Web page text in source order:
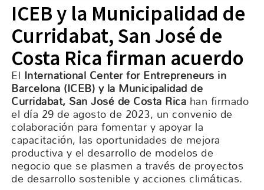
ICEB y la Municipalidad de
Curridabat, San José de
Costa Rica firman acuerdo
El International Center for Entrepreneurs in
Barcelona (ICEB)y la Municipalidad de
Curridabat, San José de Costa Rica han firmado
el día 29 de agosto de 2023, un convenio de
colaboración para fomentar y apoyar la
capacitación, las oportunidades de mejora
productiva y el desarrollo de modelos de
negocio que se plasmen a través de proyectos
de desarrollo sostenible y acciones climáticas.